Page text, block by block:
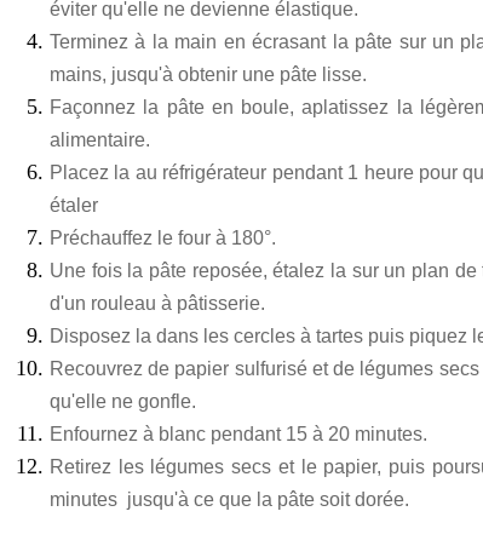
éviter qu'elle ne devienne élastique.
Terminez à la main en écrasant la pâte sur un
mains, jusqu'à obtenir une pâte lisse.
Façonnez la pâte en boule, aplatissez la
alimentaire.
Placez la au réfrigérateur pendant 1 heure pour
étaler
Préchauffez le four à 180°.
Une fois la pâte reposée, étalez la sur un plan
d'un rouleau à pâtisserie.
Disposez la dans les cercles à tartes puis piquez
Recouvrez de papier sulfurisé et de légumes
qu'elle ne gonfle.
Enfournez à blanc pendant15 à 20 minutes.
Retirez les légumes secs et le papier, puis
minutes jusqu'à ce que la pâte soit dorée.